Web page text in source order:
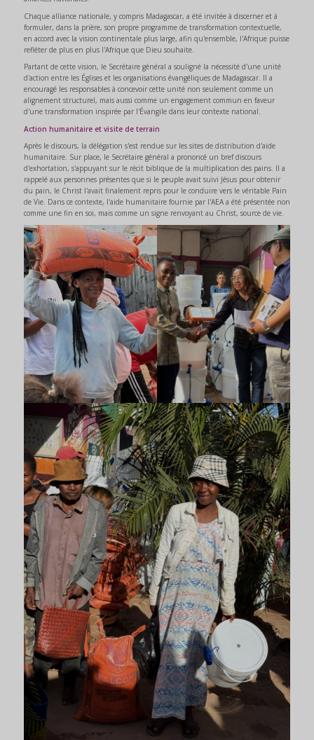
Chaque alliance nationale, y compris Madagascar, a été invitée à discerner et à
formuler, dans la prière, son propre programme de transformation contextuelle,
en accord avec la vision continentale plus large, afin qu'ensemble, l'Afrique puisse
refléter de plus en plus l'Afrique que Dieu souhaite.
Partant de cette vision, le Secrétaire général a souligné la nécessité d'une unité
d'action entre les Églises et les organisations évangéliques de Madagascar. Il a
encouragé les responsables à concevoir cette unité non seulement comme un
alignement structurel, mais aussi comme un engagement commun en faveur
d'une transformation inspirée par l'Évangile dans leur contexte national.
Action humanitaire et visite de terrain
Après le discours, la délégation s'est rendue sur les sites de distribution d'aide
humanitaire. Sur place, le Secrétaire général a prononcé un bref discours
d'exhortation, s'appuyant sur le récit biblique de la multiplication des pains. Il a
rappelé aux personnes présentes que si le peuple avait suivi Jésus pour obtenir
du pain, le Christ l'avait finalement repris pour le conduire vers le véritable Pain
de Vie. Dans ce contexte, l'aide humanitaire fournie par l'AEA a été présentée non
comme une fin en soi, mais comme un signe renvoyant au Christ, source de vie.